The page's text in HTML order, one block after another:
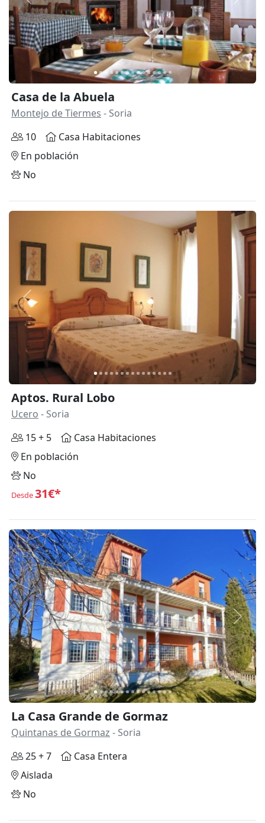
Anterior
Casa de la Abuela
Montejo de Tiermes - Soria
10
Casa Habitaciones
En población
No
Anterior
Aptos. Rural Lobo
Ucero - Soria
15 + 5
Casa Habitaciones
En población
No
Desde31€*
Anterior
La Casa Grande de Gormaz
Quintanas de Gormaz - Soria
25 + 7
Casa Entera
Aislada
No